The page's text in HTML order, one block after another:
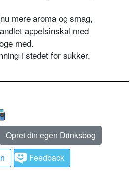
mere aroma og smag,
appelsinskal med
med.
i stedet for sukker.
Opret din egen Drinksbog
Feedback